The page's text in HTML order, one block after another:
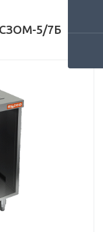
5/7Б